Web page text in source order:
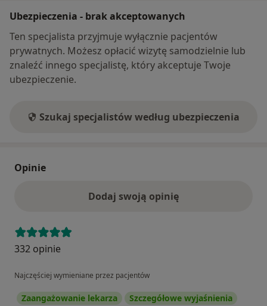
Ubezpieczenia - brak akceptowanych
Ten specjalista przyjmuje wyłącznie pacjentów
prywatnych. Możesz opłacić wizytę samodzielnie lub
znaleźć innego specjalistę, który akceptuje Twoje
ubezpieczenie.
Szukaj specjalistów według ubezpieczenia
Opinie
Dodaj swoją opinię
332 opinie
Najczęściej wymieniane przez pacjentów
Zaangażowanie lekarza
Szczegółowe wyjaśnienia